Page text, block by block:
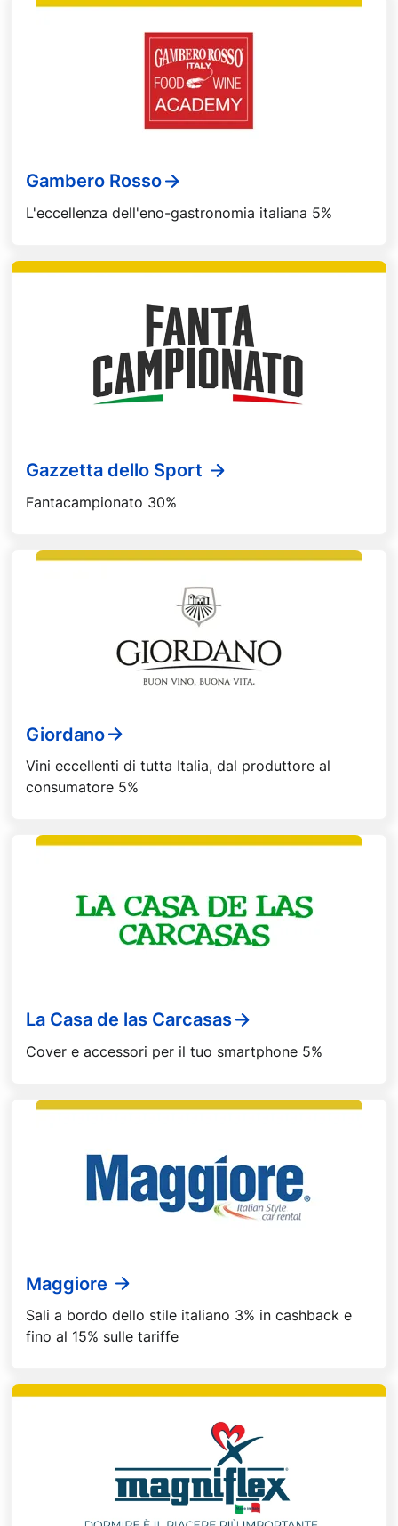
Gambero Rosso
L'eccellenza dell'eno-gastronomia italiana 5%
Gazzetta dello Sport
Fantacampionato 30%
Giordano
Vini eccellenti di tutta Italia, dal produttore al
consumatore 5%
La Casa de las Carcasas
Cover e accessori per il tuo smartphone 5%
Maggiore
Sali a bordo dello stile italiano 3% in cashback e
fino al 15% sulle tariffe